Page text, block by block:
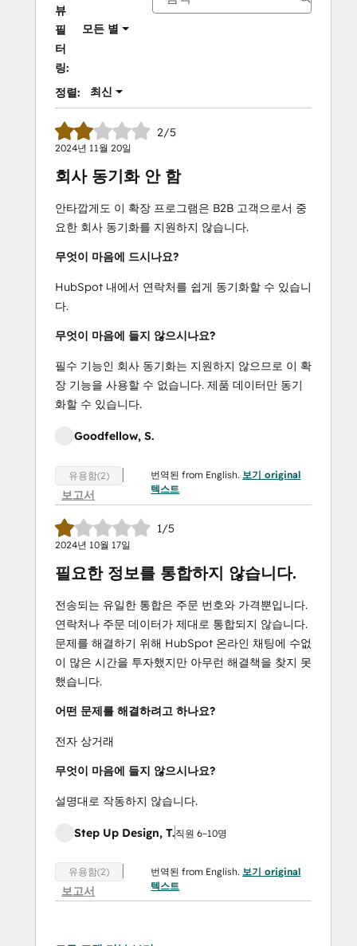
뷰
필
터
링:
모든 별
정렬: 최신
2/5
2024년 11월 20일
회사 동기화 안 함
안타깝게도 이 확장 프로그램은 B2B 고객으로서 중
요한 회사 동기화를 지원하지 않습니다.
무엇이 마음에 드시나요?
HubSpot 내에서 연락처를 쉽게 동기화할 수 있습니
다.
무엇이 마음에 들지 않으시나요?
필수 기능인 회사 동기화는 지원하지 않으므로 이 확
장 기능을 사용할 수 없습니다. 제품 데이터만 동기
화할 수 있습니다.
Goodfellow, S.
유용함(2)
보고서
번역된 from English.보기 original
텍스트
1/5
2024년 10월 17일
필요한 정보를 통합하지 않습니다.
전송되는 유일한 통합은 주문 번호와 가격뿐입니다.
연락처나 주문 데이터가 제대로 통합되지 않습니다.
문제를 해결하기 위해 HubSpot 온라인 채팅에 수없
이 많은 시간을 투자했지만 아무런 해결책을 찾지 못
했습니다.
어떤 문제를 해결하려고 하나요?
전자 상거래
무엇이 마음에 들지 않으시나요?
설명대로 작동하지 않습니다.
Step Up Design, T.직원 6~10명
유용함(2)
보고서
번역된 from English. 보기 original
텍스트